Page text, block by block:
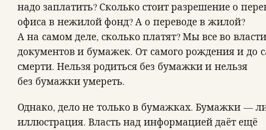
надо заплатить? Сколько стоит разрешение о
офиса в нежилой фонд? А о переводе в жилой?
А на самом деле, сколько платят? Мы все во власти
документов и бумажек. От самого рождения и до
смерти. Нельзя родиться без бумажки и нельзя
без бумажки умереть.
Однако, дело не только в бумажках. Бумажки —
иллюстрация. Власть над информацией даёт ещё